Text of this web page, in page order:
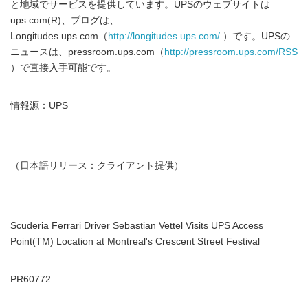
と地域でサービスを提供しています。UPSのウェブサイトは
ups.com(R)、ブログは、
Longitudes.ups.com（ http://longitudes.ups.com/ ）です。UPSの
ニュースは、pressroom.ups.com（ http://pressroom.ups.com/RSS
）で直接入手可能です。
情報源：UPS
（日本語リリース：クライアント提供）
Scuderia Ferrari Driver Sebastian Vettel Visits UPS Access
Point(TM) Location at Montreal's Crescent Street Festival
PR60772